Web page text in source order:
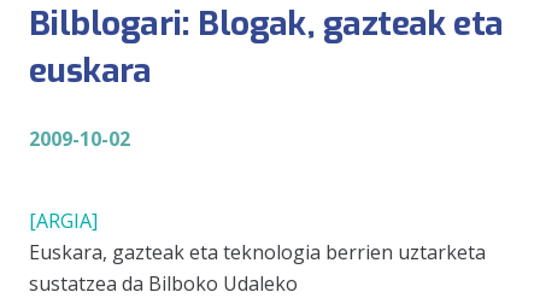
Bilblogari: Blogak, gazteak eta
euskara
2009-10-02
[ARGIA]
Euskara, gazteak eta teknologia berrien uztarketa
sustatzea da Bilboko Udaleko